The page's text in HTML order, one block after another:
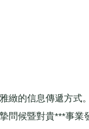
的信息傳遞方式
問候暨對貴***事業